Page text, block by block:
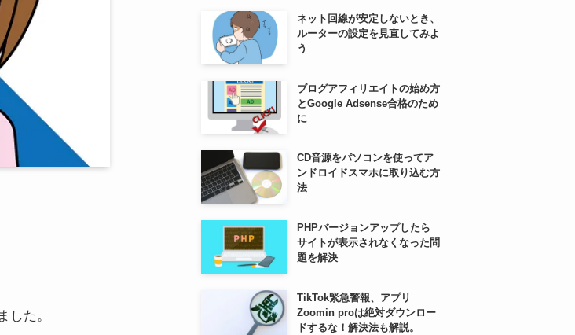
した。
ネット回線が安定しないとき、
ルーターの設定を見直してみよ
う
ブログアフィリエイトの始め方
とGoogle Adsense合格のため
に
CD音源をパソコンを使ってア
ンドロイドスマホに取り込む方
法
PHPバージョンアップしたら
サイトが表示されなくなった問
題を解決
TikTok緊急警報、アプリ
Zoomin proは絶対ダウンロー
ドするな！解決法も解説。